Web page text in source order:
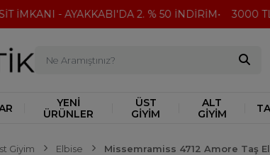
- AYAKKABI'DA 2. % 50 İNDİRİM 3000 TL
YENİ
ÜRÜNLER
ÜST
GİYİM
ALT
GİYİM
Giyim Elbise Missemramiss 4712 Amore Taş